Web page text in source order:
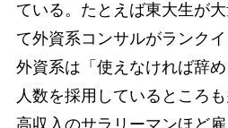
ている。たとえば東大生が
て外資系コンサルがランク
外資系は「使えなければ辞
人数を採用しているところ